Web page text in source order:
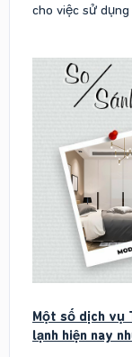
cho việc sử
Một số dịch vụ
lạnh hiện nay